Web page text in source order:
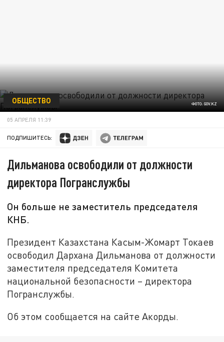
ФОТО: GOV.KZ
ОБЩЕСТВО
05 АПРЕЛЯ 11:39
ПОДПИШИТЕСЬ:
Дильманова освободили от должности
директора Погранслужбы
Он больше не заместитель председателя
КНБ.
Президент Казахстана Касым-Жомарт Токаев
освободил Дархана Дильманова от должности
заместителя председателя Комитета
национальной безопасности – директора
Погранслужбы.
Об этом сообщается на сайте Акорды.